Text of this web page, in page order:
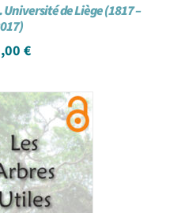
de Liège (1817 –
€